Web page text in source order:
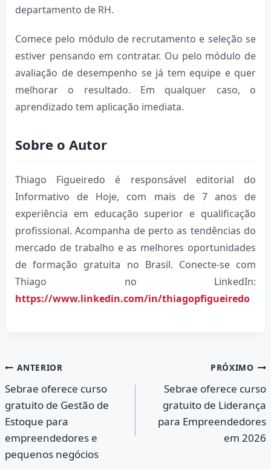
departamento de RH.
Comece pelo módulo de recrutamento e seleção se
estiver pensando em contratar. Ou pelo módulo de
avaliação de desempenho se já tem equipe e quer
melhorar o resultado. Em qualquer caso, o
aprendizado tem aplicação imediata.
Sobre o Autor
Thiago Figueiredo é responsável editorial do
Informativo de Hoje, com mais de 7 anos de
experiência em educação superior e qualificação
profissional. Acompanha de perto as tendências do
mercado de trabalho e as melhores oportunidades
de formação gratuita no Brasil. Conecte-se com
Thiago no LinkedIn:
https://www.linkedin.com/in/thiagopfigueiredo
Navegação
de
Post
ANTERIOR
Sebrae oferece curso
gratuito de Gestão de
Estoque para
empreendedores e
pequenos negócios
PRÓXIMO
Sebrae oferece curso
gratuito de Liderança
para Empreendedores
em 2026